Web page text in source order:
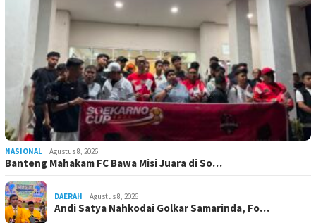
NASIONAL Agustus 8, 2026
Banteng Mahakam FC Bawa Misi Juara di So…
DAERAH Agustus 8, 2026
Andi Satya Nahkodai Golkar Samarinda, Fo…